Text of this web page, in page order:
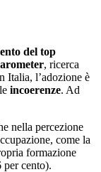
del top
, ricerca
Italia, l’adozione è
incoerenze. Ad
nella percezione
come la
formazione
per cento).